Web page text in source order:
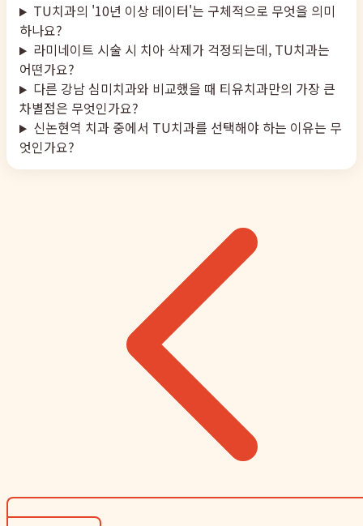
TU치과의 '10년 이상 데이터'는 구체적으로 무엇을 의미
하나요?
라미네이트 시술 시 치아 삭제가 걱정되는데, TU치과는
어떤가요?
다른 강남 심미치과와 비교했을 때 티유치과만의 가장 큰
차별점은 무엇인가요?
신논현역 치과 중에서 TU치과를 선택해야 하는 이유는 무
엇인가요?